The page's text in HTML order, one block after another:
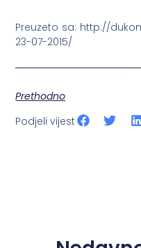
Preuzeto sa: http://
23-07-2015/
Prethodno
Podjeli vijest